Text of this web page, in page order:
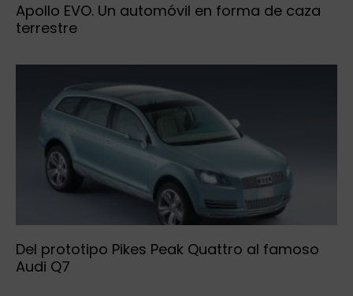
Apollo EVO. Un automóvil en forma de caza
terrestre
Del prototipo Pikes Peak Quattro al famoso
Audi Q7